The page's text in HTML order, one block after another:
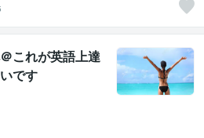
これが英語上達
です